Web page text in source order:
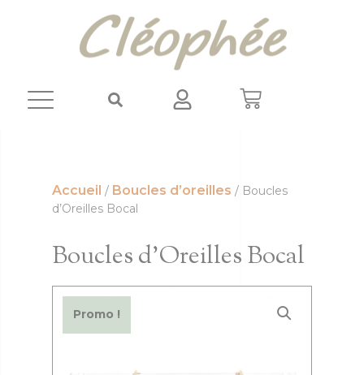
Accueil / Boucles d’oreilles / Boucles
d’Oreilles Bocal
Boucles d’Oreilles Bocal
Promo !